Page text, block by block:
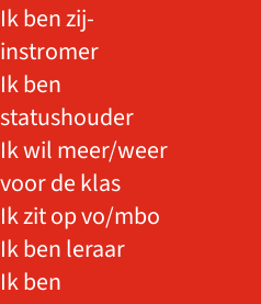
Ik ben zij-
instromer
Ik ben
statushouder
Ik wil meer/weer
voor de klas
Ik zit op vo/mbo
Ik ben leraar
Ik ben